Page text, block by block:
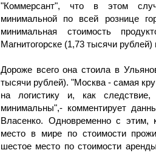
"Коммерсант", что в этом
минимальной по всей рознице
минимальная стоимость
Магнитогорске (1,73 тысячи
Дороже всего она стоила в
тысячи рублей). "Москва - самая
на логистику и, как
минимальны",- комментирует
Власенко. Одновременно с этим,
место в мире по стоимости
шестое место по стоимости